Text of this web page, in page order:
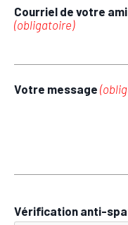
Courriel de votre
(obligatoire)
Votre message
Vérification anti-